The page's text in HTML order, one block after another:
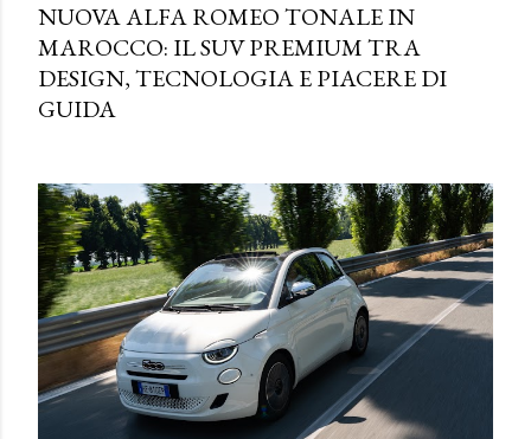
NUOVA ALFA ROMEO TONALE IN
MAROCCO: IL SUV PREMIUM TRA
DESIGN, TECNOLOGIA E PIACERE DI
GUIDA